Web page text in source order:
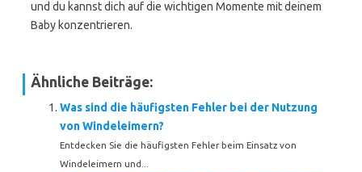
und du kannst dich auf die wichtigen Momente mit deinem
Baby konzentrieren.
Ähnliche Beiträge:
Was sind die häufigsten Fehler bei der Nutzung
von Windeleimern?
Entdecken Sie die häufigsten Fehler beim Einsatz von
Windeleimern und...